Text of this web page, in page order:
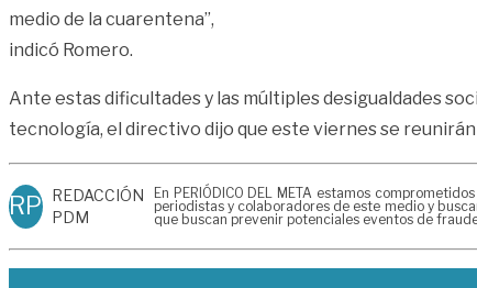
medio de la cuarentena”,
indicó Romero.
Ante estas dificultades y las múltiples desigualdades
tecnología, el directivo dijo que este viernes se
RP REDACCIÓN
PDM
En PERIÓDICO DEL META estamos
periodistas y colaboradores de este medio y
que buscan prevenir potenciales eventos de